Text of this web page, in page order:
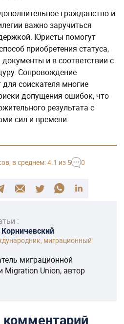
гражданство и
важно заручиться
Юристы помогут
приобретения статуса,
и в соответствии с
Сопровождение
соискателя многие
допущения ошибок, что
результата с
сил и времени.
, в среднем:4.1 из 5 0
:
миграционный
миграционной
Migration Union, автор
комментарий